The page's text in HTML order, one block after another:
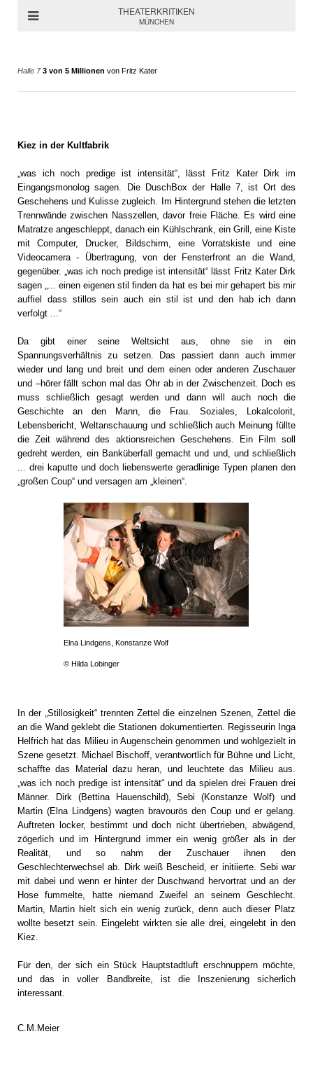
THEATERKRITIKEN
MÜNCHEN
Halle 73 von 5 Millionen von Fritz Kater
Kiez in der Kultfabrik
„was ich noch predige ist intensität“, lässt Fritz Kater Dirk im
Eingangsmonolog sagen. Die DuschBox der Halle 7, ist Ort des
Geschehens und Kulisse zugleich. Im Hintergrund stehen die letzten
Trennwände zwischen Nasszellen, davor freie Fläche. Es wird eine
Matratze angeschleppt, danach ein Kühlschrank, ein Grill, eine Kiste
mit Computer, Drucker, Bildschirm, eine Vorratskiste und eine
Videocamera - Übertragung, von der Fensterfront an die Wand,
gegenüber. „was ich noch predige ist intensität“ lässt Fritz Kater Dirk
sagen „... einen eigenen stil finden da hat es bei mir gehapert bis mir
auffiel dass stillos sein auch ein stil ist und den hab ich dann
verfolgt ...“
Da gibt einer seine Weltsicht aus, ohne sie in ein
Spannungsverhältnis zu setzen. Das passiert dann auch immer
wieder und lang und breit und dem einen oder anderen Zuschauer
und –hörer fällt schon mal das Ohr ab in der Zwischenzeit. Doch es
muss schließlich gesagt werden und dann will auch noch die
Geschichte an den Mann, die Frau. Soziales, Lokalcolorit,
Lebensbericht, Weltanschauung und schließlich auch Meinung füllte
die Zeit während des aktionsreichen Geschehens. Ein Film soll
gedreht werden, ein Banküberfall gemacht und und, und schließlich
... drei kaputte und doch liebenswerte geradlinige Typen planen den
„großen Coup“ und versagen am „kleinen“.
Elna Lindgens, Konstanze Wolf
© Hilda Lobinger
In der „Stillosigkeit“ trennten Zettel die einzelnen Szenen, Zettel die
an die Wand geklebt die Stationen dokumentierten. Regisseurin Inga
Helfrich hat das Milieu in Augenschein genommen und wohlgezielt in
Szene gesetzt. Michael Bischoff, verantwortlich für Bühne und Licht,
schaffte das Material dazu heran, und leuchtete das Milieu aus.
„was ich noch predige ist intensität“ und da spielen drei Frauen drei
Männer. Dirk (Bettina Hauenschild), Sebi (Konstanze Wolf) und
Martin (Elna Lindgens) wagten bravourös den Coup und er gelang.
Auftreten locker, bestimmt und doch nicht übertrieben, abwägend,
zögerlich und im Hintergrund immer ein wenig größer als in der
Realität, und so nahm der Zuschauer ihnen den
Geschlechterwechsel ab. Dirk weiß Bescheid, er initiierte. Sebi war
mit dabei und wenn er hinter der Duschwand hervortrat und an der
Hose fummelte, hatte niemand Zweifel an seinem Geschlecht.
Martin, Martin hielt sich ein wenig zurück, denn auch dieser Platz
wollte besetzt sein. Eingelebt wirkten sie alle drei, eingelebt in den
Kiez.
Für den, der sich ein Stück Hauptstadtluft erschnuppern möchte,
und das in voller Bandbreite, ist die Inszenierung sicherlich
interessant.
C.M.Meier